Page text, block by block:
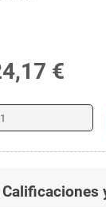
€
Calificaciones